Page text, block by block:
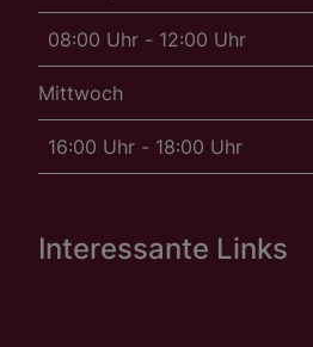
08:00 Uhr - 12:00 Uhr
Mittwoch
16:00 Uhr - 18:00 Uhr
Interessante Links